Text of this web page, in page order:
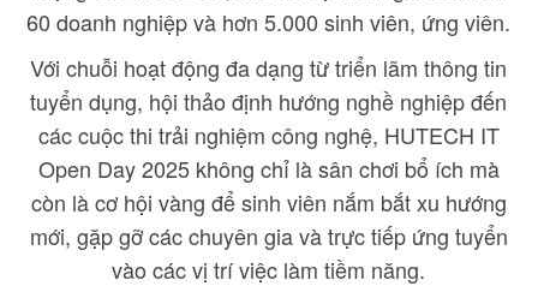
60 doanh nghiệp và hơn 5.000 sinh viên, ứng viên.
Với chuỗi hoạt động đa dạng từ triển lãm thông tin
tuyển dụng, hội thảo định hướng nghề nghiệp đến
các cuộc thi trải nghiệm công nghệ, HUTECH IT
Open Day 2025 không chỉ là sân chơi bổ ích mà
còn là cơ hội vàng để sinh viên nắm bắt xu hướng
mới, gặp gỡ các chuyên gia và trực tiếp ứng tuyển
vào các vị trí việc làm tiềm năng.